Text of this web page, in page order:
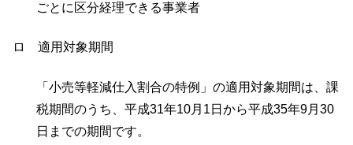
ごとに区分経理できる事業者
ロ 適用対象期間
「小売等軽減仕入割合の特例」の適用対象期間は、課
税期間のうち、平成31年10月1日から平成35年9月30
日までの期間です。